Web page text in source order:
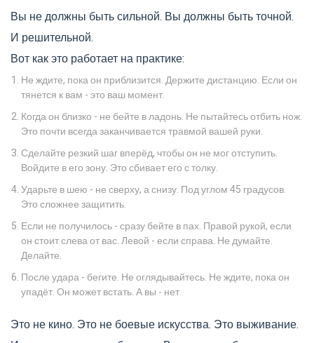
Вы не должны быть сильной. Вы должны быть точной.
И решительной.
Вот как это работает на практике:
Не ждите, пока он приблизится. Держите дистанцию. Если он
тянется к вам - это ваш момент.
Когда он близко - не бейте в ладонь. Не пытайтесь отбить нож.
Это почти всегда заканчивается травмой вашей руки.
Сделайте резкий шаг вперёд, чтобы он не мог отступить.
Войдите в его зону. Это сбивает его с толку.
Ударьте в шею - не сверху, а снизу. Под углом 45 градусов.
Это сложнее защитить.
Если не получилось - сразу бейте в пах. Правой рукой, если
он стоит слева от вас. Левой - если справа. Не думайте.
Делайте.
После удара - бегите. Не оглядывайтесь. Не ждите, пока он
упадёт. Он может встать. А вы - нет.
Это не кино. Это не боевые искусства. Это выживание.